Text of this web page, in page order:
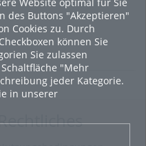
des Buttons "Akzeptieren"
Cookies zu. Durch
können Sie
Sie zulassen
"Mehr
jeder Kategorie.
in unserer